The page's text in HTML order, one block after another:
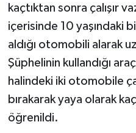
kaçtıktan sonra çalışır
içerisinde 10 yaşındaki
aldığı otomobili alarak
Şüphelinin kullandığı
halindeki iki otomobile
bırakarak yaya olarak
öğrenildi.